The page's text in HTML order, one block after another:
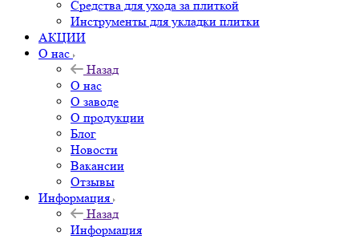
Средства для ухода за плиткой
Инструменты для укладки плитки
АКЦИИ
О нас
Назад
О нас
О заводе
О продукции
Блог
Новости
Вакансии
Отзывы
Информация
Назад
Информация